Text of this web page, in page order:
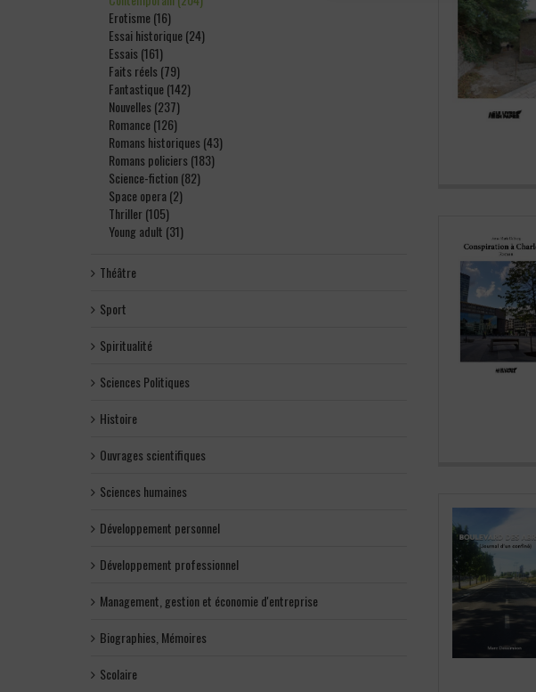
Erotisme (16)
Essai historique (24)
Essais (161)
Faits réels (79)
Fantastique (142)
Nouvelles (237)
Romance (126)
Romans historiques (43)
Romans policiers (183)
Science-fiction (82)
Space opera (2)
Thriller (105)
Young adult (31)
Théâtre
Sport
Spiritualité
Sciences Politiques
Histoire
Ouvrages scientifiques
Sciences humaines
Développement personnel
Développement professionnel
Management, gestion et économie d'entreprise
Biographies, Mémoires
Scolaire